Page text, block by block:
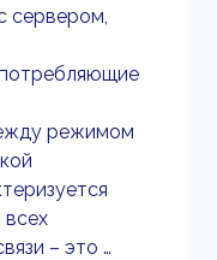
сервером,
режимом
– это …